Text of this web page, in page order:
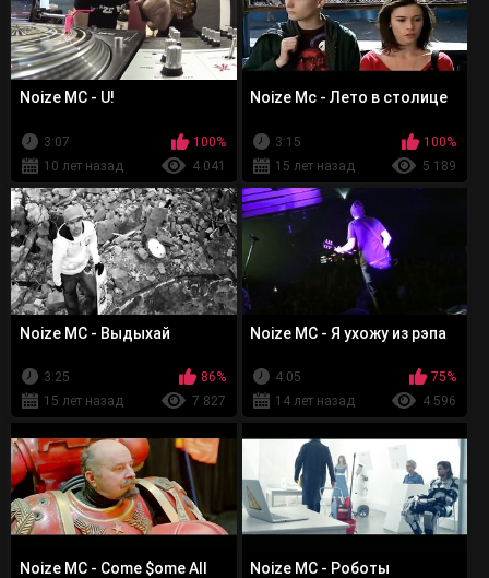
Noize MC - U!
3:07
100%
10 лет назад
4 041
Noize Mc - Лето в столице
3:15
100%
15 лет назад
5 189
Noize MC - Выдыхай
3:25
86%
15 лет назад
7 827
Noize MС - Я ухожу из рэпа
4:05
75%
14 лет назад
4 596
Noize MC - Come $ome All Noize MC - Роботы